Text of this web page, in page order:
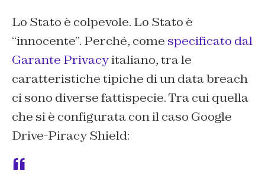
Lo Stato è colpevole. Lo Stato è
“innocente”. Perché, come specificato dal
Garante Privacyitaliano, tra le
caratteristiche tipiche di un data breach
ci sono diverse fattispecie. Tra cui quella
che si è configurata con il caso Google
Drive-Piracy Shield: